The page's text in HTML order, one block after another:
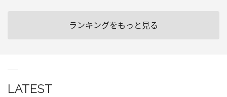
ランキングをもっと見る
LATEST